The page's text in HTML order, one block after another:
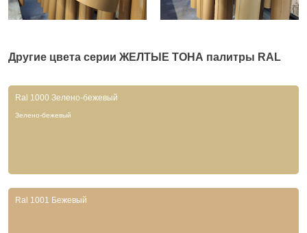
Другие цвета серии ЖЕЛТЫЕ ТОНА палитры RAL
Ral 1000 Зелено-бежевый
Зелено-бежевый
Ral 1001 Бежевый